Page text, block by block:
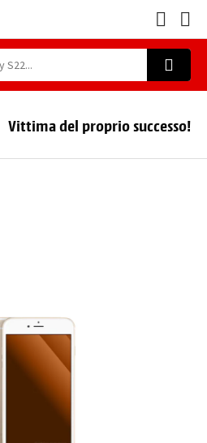
Vittima del proprio successo!